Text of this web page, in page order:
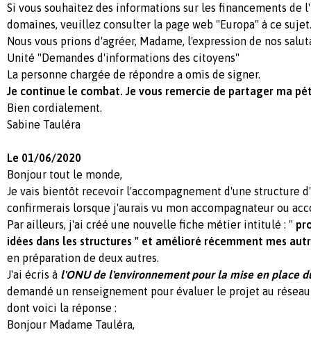
Si vous souhaitez des informations sur les financements de
domaines, veuillez consulter la page web "Europa" à ce sujet.
Nous vous prions d'agréer, Madame, l'expression de nos
Unité "Demandes d'informations des citoyens"
La personne chargée de répondre a omis de signer.
Je continue le combat. Je vous remercie de partager ma
Bien cordialement.
Sabine Tauléra
Le 01/06/2020
Bonjour tout le monde,
Je vais bientôt recevoir l'accompagnement d'une structure
confirmerais lorsque j'aurais vu mon accompagnateur ou
Par ailleurs, j'ai créé une nouvelle fiche métier intitulé : "
idées dans les structures " et amélioré récemment mes
en préparation de deux autres.
J'ai écris à l'ONU de l'environnement pour la mise en place
demandé un renseignement pour évaluer le projet au
dont voici la réponse :
Bonjour Madame Tauléra,